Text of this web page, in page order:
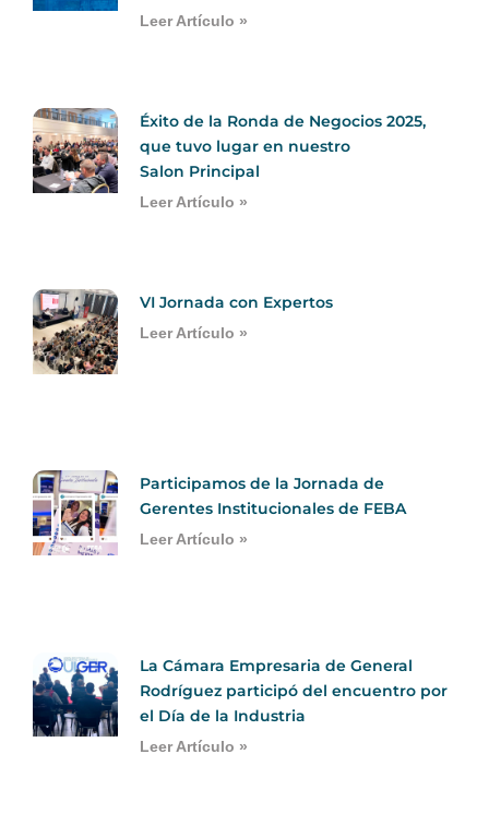
Leer Artículo »
Éxito de la Ronda de Negocios 2025,
que tuvo lugar en nuestro
Salon Principal
Leer Artículo »
VI Jornada con Expertos
Leer Artículo »
Participamos de la Jornada de
Gerentes Institucionales de FEBA
Leer Artículo »
La Cámara Empresaria de General
Rodríguez participó del encuentro por
el Día de la Industria
Leer Artículo »